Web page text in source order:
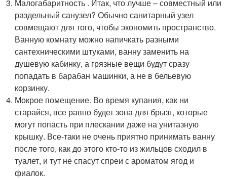
Малогабаритность . Итак, что лучше – совместный или
раздельный санузел? Обычно санитарный узел
совмещают для того, чтобы экономить пространство.
Ванную комнату можно напичкать разными
сантехническими штуками, ванну заменить на
душевую кабинку, а грязные вещи будут сразу
попадать в барабан машинки, а не в бельевую
корзинку.
Мокрое помещение. Во время купания, как ни
старайся, все равно будет зона для брызг, которые
могут попасть при плескании даже на унитазную
крышку. Все-таки не очень приятно принимать ванну
после того, как до этого кто-то из жильцов сходил в
туалет, и тут не спасут спреи с ароматом ягод и
фиалок.